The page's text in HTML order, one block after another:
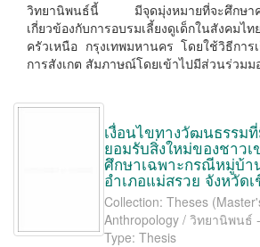
วิทยานิพนธ์นี้ มีจุดมุ่งหมายที่จะศึกษาค
เกี่ยวข้องกับการอบรมเลี้ยงดูเด็กในสังค
ครัวเหนือ กรุงเทพมหานคร โดยใช้วิธีการ
การสังเกต สัมภาษณ์โดยเข้าไปมีส่วนร่วม
เงื่อนไขทางวัฒนธรรม
ยอมรับสิ่งใหม่ของชาวเ
ศึกษาเฉพาะกรณีหมู่บ้า
อำเภอแม่สรวย จังหวัดเ
Collection: Theses
Anthropology / วิทยานิพนธ์
Type: Thesis